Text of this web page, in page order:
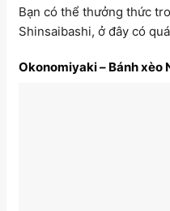
Bạn có thể thưởng thức
Shinsaibashi, ở đây có
Okonomiyaki – Bánh xèo